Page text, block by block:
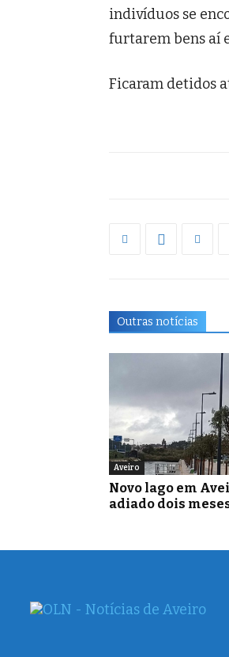
indivíduos se
furtarem bens aí
Ficaram detidos
Outras notícias
Aveiro
Novo lago em
adiado dois